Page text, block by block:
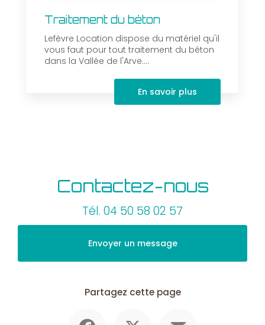
Traitement du béton
Lefèvre Location dispose du matériel qu'il
vous faut pour tout traitement du béton
dans la Vallée de l'Arve....
En savoir plus
Contactez-nous
Tél. 04 50 58 02 57
Envoyer un message
Partagez cette page